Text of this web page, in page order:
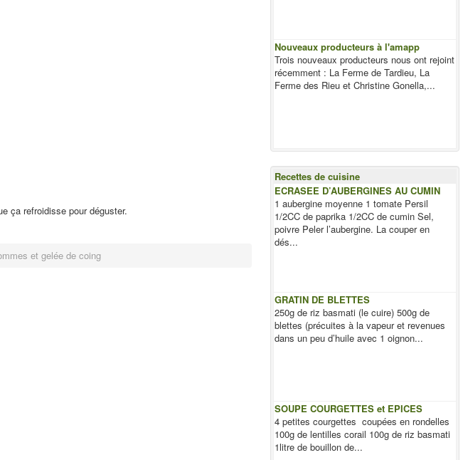
ça refroidisse pour déguster.
et gelée de coing
Nouveaux producteurs à l'amapp
Trois nouveaux producteurs nous ont rejoint
récemment : La Ferme de Tardieu, La
Ferme des Rieu et Christine Gonella,...
Recettes de cuisine
ECRASEE D’AUBERGINES AU CUMIN
1 aubergine moyenne 1 tomate Persil
1/2CC de paprika 1/2CC de cumin Sel,
poivre Peler l’aubergine. La couper en
dés...
GRATIN DE BLETTES
250g de riz basmati (le cuire) 500g de
blettes (précuites à la vapeur et revenues
dans un peu d’huile avec 1 oignon...
SOUPE COURGETTES et EPICES
4 petites courgettes coupées en rondelles
100g de lentilles corail 100g de riz basmati
1litre de bouillon de...